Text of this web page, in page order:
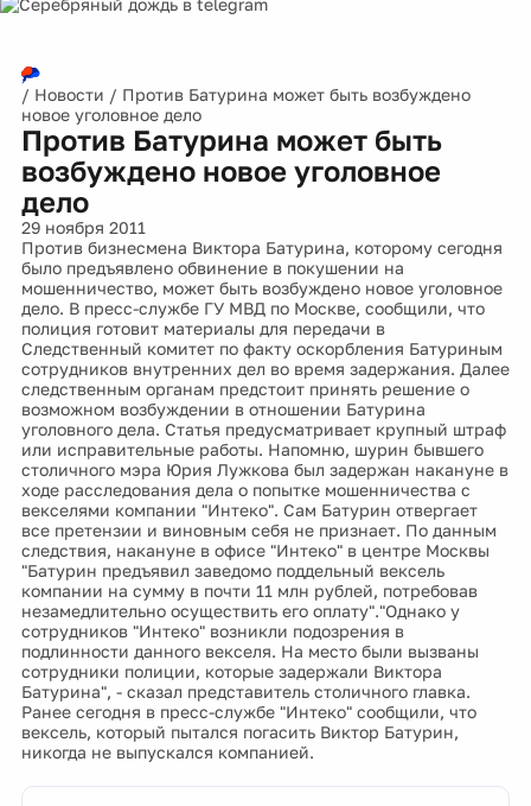
/ Новости / Против Батурина может быть возбуждено
новое уголовное дело
Против Батурина может быть
возбуждено новое уголовное
дело
29 ноября 2011
Против бизнесмена Виктора Батурина, которому сегодня
было предъявлено обвинение в покушении на
мошенничество, может быть возбуждено новое уголовное
дело. В пресс-службе ГУ МВД по Москве, сообщили, что
полиция готовит материалы для передачи в
Следственный комитет по факту оскорбления Батуриным
сотрудников внутренних дел во время задержания. Далее
следственным органам предстоит принять решение о
возможном возбуждении в отношении Батурина
уголовного дела. Статья предусматривает крупный штраф
или исправительные работы. Напомню, шурин бывшего
столичного мэра Юрия Лужкова был задержан накануне в
ходе расследования дела о попытке мошенничества с
векселями компании "Интеко". Сам Батурин отвергает
все претензии и виновным себя не признает. По данным
следствия, накануне в офисе "Интеко" в центре Москвы
"Батурин предъявил заведомо поддельный вексель
компании на сумму в почти 11 млн рублей, потребовав
незамедлительно осуществить его оплату"."Однако у
сотрудников "Интеко" возникли подозрения в
подлинности данного векселя. На место были вызваны
сотрудники полиции, которые задержали Виктора
Батурина", - сказал представитель столичного главка.
Ранее сегодня в пресс-службе "Интеко" сообщили, что
вексель, который пытался погасить Виктор Батурин,
никогда не выпускался компанией.